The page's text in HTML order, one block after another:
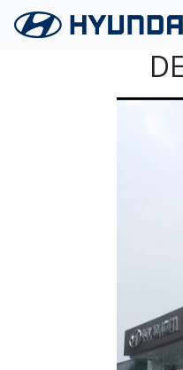
Langsung ke konten utama